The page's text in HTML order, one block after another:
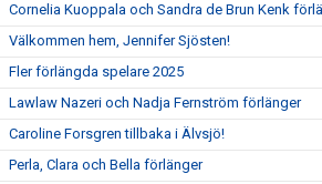
Cornelia Kuoppala och Sandra de Brun Kenk
Välkommen hem, Jennifer Sjösten!
Fler förlängda spelare 2025
Lawlaw Nazeri och Nadja Fernström förlänger
Caroline Forsgren tillbaka i Älvsjö!
Perla, Clara och Bella förlänger